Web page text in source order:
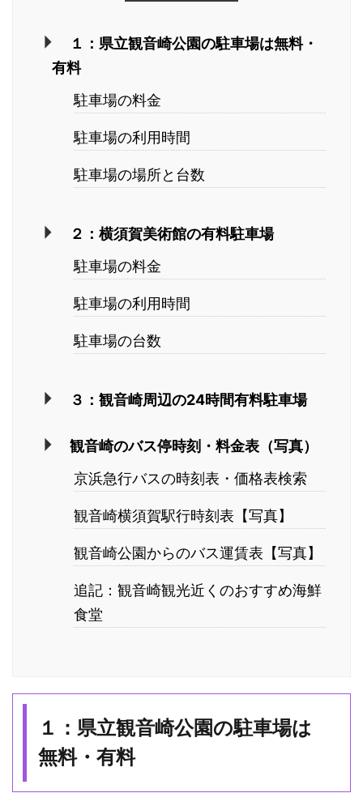
１：県立観音崎公園の駐車場は無料・
有料
駐車場の料金
駐車場の利用時間
駐車場の場所と台数
２：横須賀美術館の有料駐車場
駐車場の料金
駐車場の利用時間
駐車場の台数
３：観音崎周辺の24時間有料駐車場
観音崎のバス停時刻・料金表（写真）
京浜急行バスの時刻表・価格表検索
観音崎横須賀駅行時刻表【写真】
観音崎公園からのバス運賃表【写真】
追記：観音崎観光近くのおすすめ海鮮
食堂
１：県立観音崎公園の駐車場は
無料・有料